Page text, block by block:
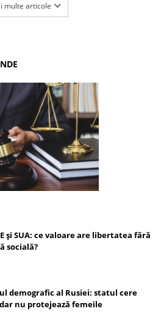
multe articole
și SUA: ce valoare are libertatea fără
socială?
demografic al Rusiei: statul cere
nu protejează femeile